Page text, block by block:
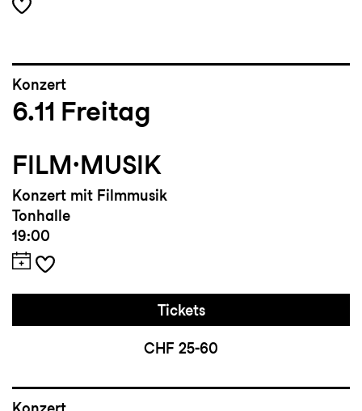
Konzert
6.11 Freitag
FILM·MUSIK
Konzert mit Filmmusik
Tonhalle
19:00
Tickets
CHF 25-60